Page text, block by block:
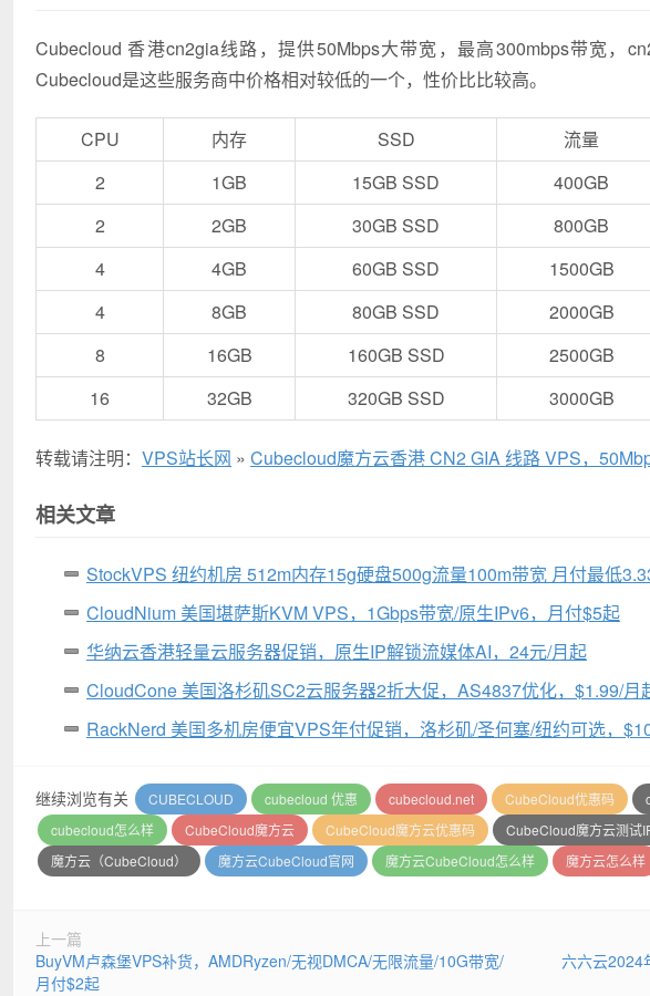
Cubecloud 香港cn2gia线路，提供50Mbps大带宽，最高300mbps带宽，
Cubecloud是这些服务商中价格相对较低的一个，性价比比较高。
CPU 内存 SSD 流量
2
1GB 15GB SSD 400GB
2
2GB 30GB SSD 800GB
4
4GB 60GB SSD 1500GB
4
8GB 80GB SSD 2000GB
8
16GB 160GB SSD 2500GB
16
32GB 320GB SSD 3000GB
转载请注明： VPS站长网 » Cubecloud魔方云香港 CN2 GIA 线路 VPS，
相关文章
StockVPS 纽约机房 512m内存15g硬盘500g流量100m带宽 月付最低
CloudNium 美国堪萨斯KVM VPS，1Gbps带宽/原生IPv6，月付$5起
华纳云香港轻量云服务器促销，原生IP解锁流媒体AI，24元/月起
CloudCone 美国洛杉矶SC2云服务器2折大促，AS4837优化，$1.99/月
RackNerd 美国多机房便宜VPS年付促销，洛杉矶/圣何塞/纽约可选，
继续浏览有关 CUBECLOUD cubecloud 优惠 cubecloud.net CubeCloud优惠码
cubecloud怎么样
CubeCloud魔方云 CubeCloud魔方云优惠码 CubeCloud魔方云测试
魔方云（CubeCloud）
魔方云CubeCloud官网 魔方云CubeCloud怎么样 魔方云怎么样
上一篇
BuyVM卢森堡VPS补货，AMDRyzen/无视DMCA/无限流量/10G带宽/
月付$2起
六六云2024